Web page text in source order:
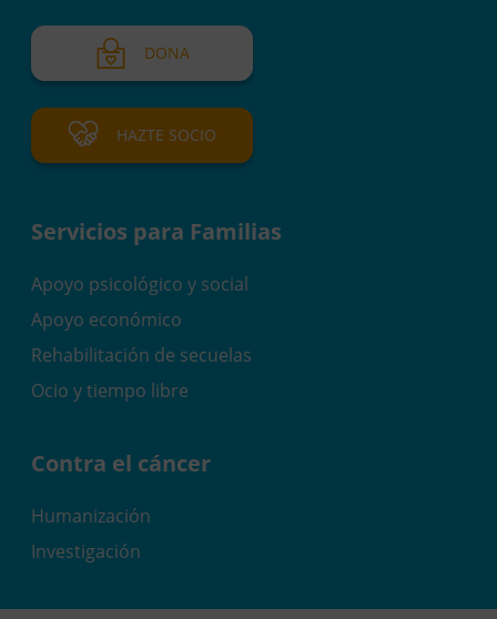
DONA
HAZTE SOCIO
Servicios para Familias
Apoyo psicológico y social
Apoyo económico
Rehabilitación de secuelas
Ocio y tiempo libre
Contra el cáncer
Humanización
Investigación